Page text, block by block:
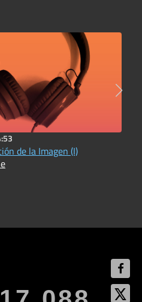
de la Imagen (I)